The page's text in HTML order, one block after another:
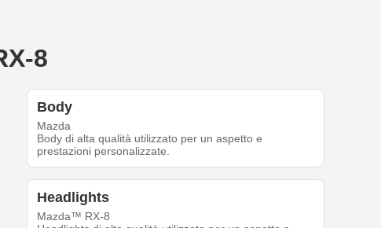
8
Body
Mazda
Body di alta qualità utilizzato per un aspetto e
prestazioni personalizzate.
Headlights
Mazda™ RX-8